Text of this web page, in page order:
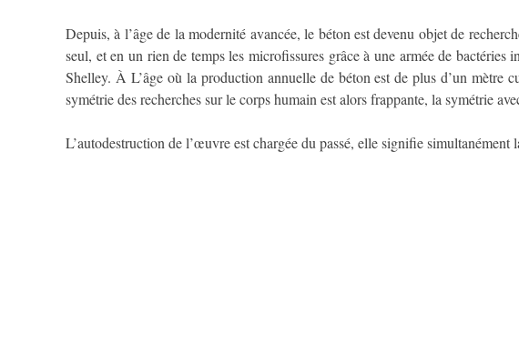
Depuis, à l’âge de la modernité avancée, le béton est devenu objet de
seul, et en un rien de temps les microfissures grâce à une armée de
Shelley. À L’âge où la production annuelle de béton est de plus d’un
symétrie des recherches sur le corps humain est alors frappante, la symétrie
L’autodestruction de l’œuvre est chargée du passé, elle signifie